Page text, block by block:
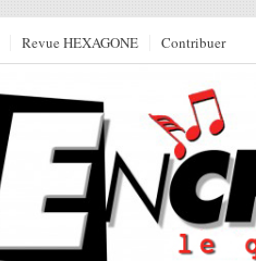
Revue HEXAGONE Contribuer